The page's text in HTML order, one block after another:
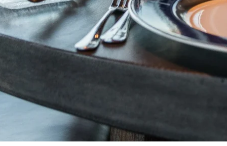
Martin's Brugge
Bruges, 3*
Martin's Brussels EU
Bruxelles, 4*